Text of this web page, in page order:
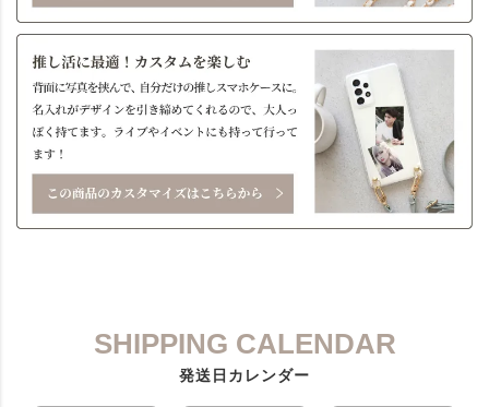
SHIPPING CALENDAR
発送日カレンダー